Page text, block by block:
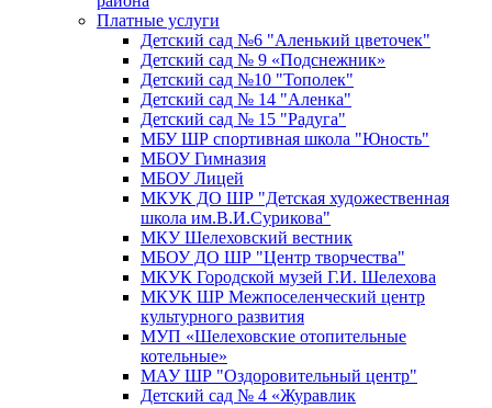
Платные услуги
Детский сад №6 "Аленький цветочек"
Детский сад № 9 «Подснежник»
Детский сад №10 "Тополек"
Детский сад № 14 "Аленка"
Детский сад № 15 "Радуга"
МБУ ШР спортивная школа "Юность"
МБОУ Гимназия
МБОУ Лицей
МКУК ДО ШР "Детская художественная
школа им.В.И.Сурикова"
МКУ Шелеховский вестник
МБОУ ДО ШР "Центр творчества"
МКУК Городской музей Г.И. Шелехова
МКУК ШР Межпоселенческий центр
культурного развития
МУП «Шелеховские отопительные
котельные»
МАУ ШР "Оздоровительный центр"
Детский сад № 4 «Журавлик